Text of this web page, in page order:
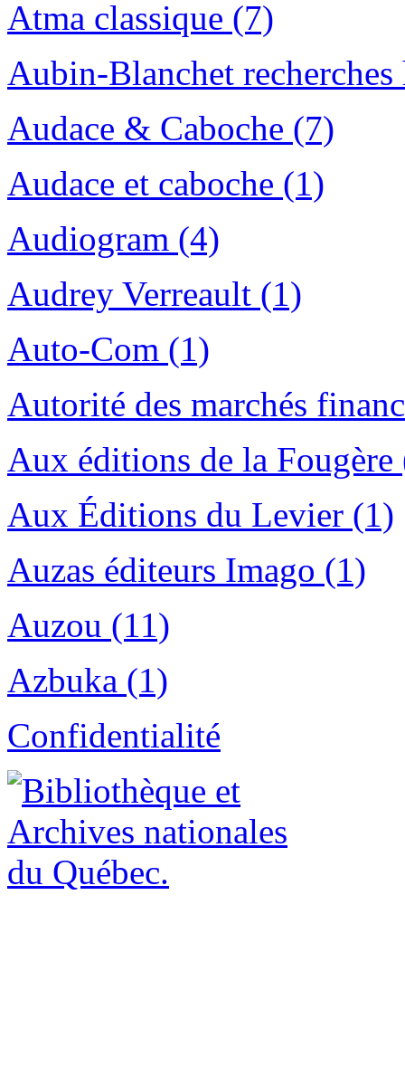
Atma classique (7)
Aubin-Blanchet
Audace & Caboche (7)
Audace et caboche (1)
Audiogram (4)
Audrey Verreault (1)
Auto-Com (1)
Autorité des marchés
Aux éditions de la Fougère
Aux Éditions du Levier (1)
Auzas éditeurs Imago (1)
Auzou (11)
Azbuka (1)
Confidentialité